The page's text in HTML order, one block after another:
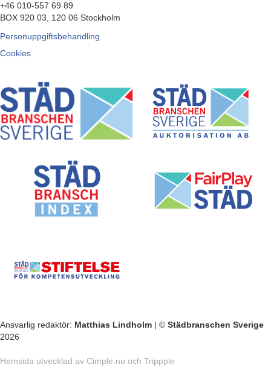
+46 010-557 69 89
BOX 920 03, 120 06 Stockholm
Personuppgiftsbehandling
Cookies
Ansvarlig redaktör: Matthias Lindholm | © Städbranschen Sverige
2026
Hemsida utvecklad av Cimple.no och Trippple